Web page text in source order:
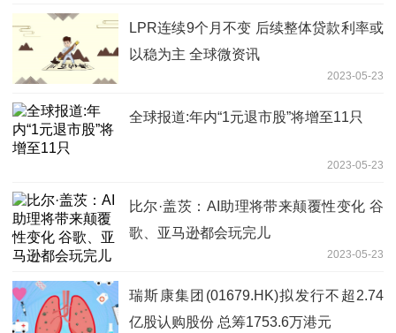
LPR连续9个月不变 后续整体贷款利率或
以稳为主 全球微资讯
2023-05-23
全球报道:年内“1元退市股”将增至11只
2023-05-23
比尔·盖茨：AI助理将带来颠覆性变化 谷
歌、亚马逊都会玩完儿
2023-05-23
瑞斯康集团(01679.HK)拟发行不超2.74
亿股认购股份 总筹1753.6万港元